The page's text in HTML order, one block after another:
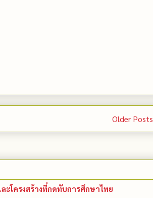
Older Posts
ละโครงสร้างที่กดทับการศึกษาไทย